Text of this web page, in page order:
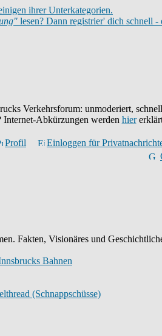
ihrer Unterkategorien.
lesen? Dann registrier' dich schnell
Verkehrsforum: unmoderiert,
Abkürzungen werden hier
Profil Einloggen für
Fakten, Visionäres und
Bahnen
(Schnappschüsse)